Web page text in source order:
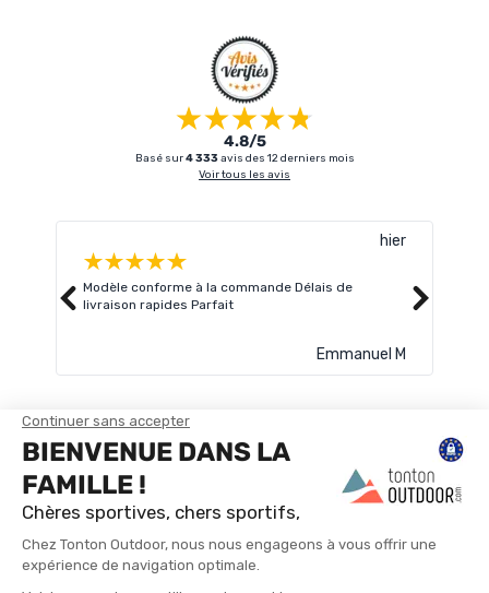
4.8/5
Basé sur4 333avis des 12 derniers mois
Voir tous les avis
hier
Modèle conforme à la commande Délais de
livraison rapides Parfait
Emmanuel M
TROUVER UN MAGASIN